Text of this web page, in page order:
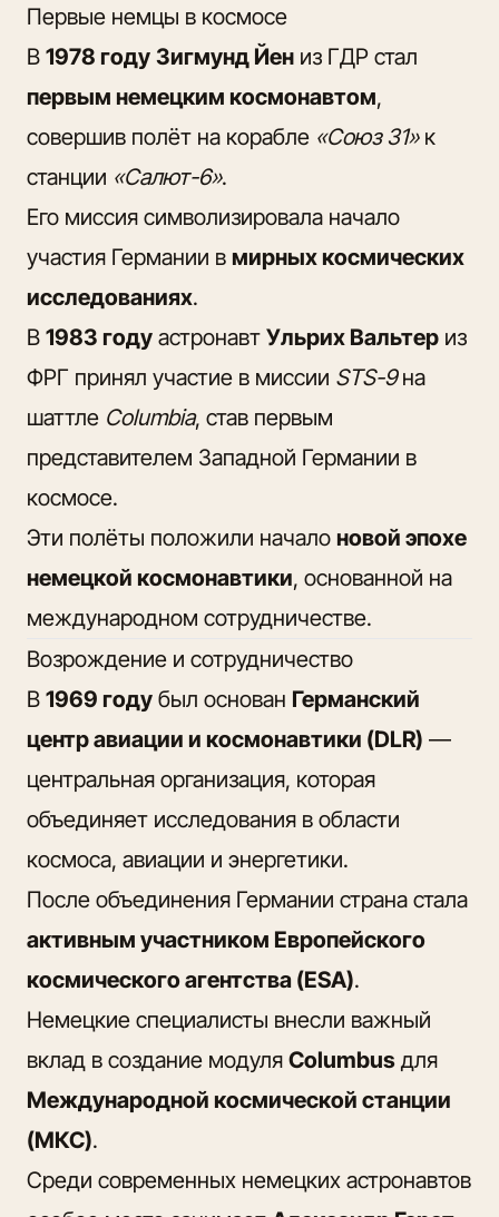
Первые немцы в космосе
В 1978 году Зигмунд Йен из ГДР стал
первым немецким космонавтом,
совершив полёт на корабле «Союз 31»к
станции «Салют-6».
Его миссия символизировала начало
участия Германии в мирных космических
исследованиях.
В 1983 году астронавт Ульрих Вальтер из
ФРГ принял участие в миссии STS-9на
шаттле Columbia, став первым
представителем Западной Германии в
космосе.
Эти полёты положили начало новой эпохе
немецкой космонавтики, основанной на
международном сотрудничестве.
Возрождение и сотрудничество
В 1969 году был основан Германский
центр авиации и космонавтики (DLR) —
центральная организация, которая
объединяет исследования в области
космоса, авиации и энергетики.
После объединения Германии страна стала
активным участником Европейского
космического агентства (ESA).
Немецкие специалисты внесли важный
вклад в создание модуля Columbus для
Международной космической станции
(МКС).
Среди современных немецких астронавтов